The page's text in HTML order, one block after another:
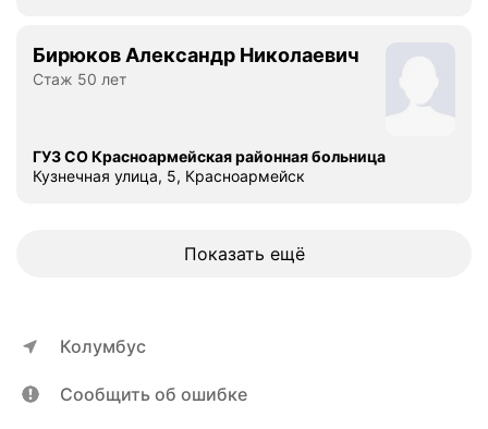
н
у
о
л
и
ф
Бирюков Александр Николаевич
Стаж 50 лет
ГУЗ СО Красноармейская районная больница
Кузнечная улица, 5, Красноармейск
Показать ещё
Колумбус
Сообщить об ошибке